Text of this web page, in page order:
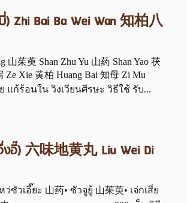
) Zhi Bai Ba Wei Wan 知柏八
茱萸 Shan Zhu Yu 山药 Shan Yao 茯
Ze Xie 黄柏 Huang Bai 知母 Zi Mu
ก้ร้อนใน วิงเวียนศีรษะ วิธีใช้ รับ...
อี๊) 六味地黄丸 Liu Wei Di
ซัวเอี๊ยะ 山药• ซัวจูยู้ 山茱萸• เจ่กเสี่ย